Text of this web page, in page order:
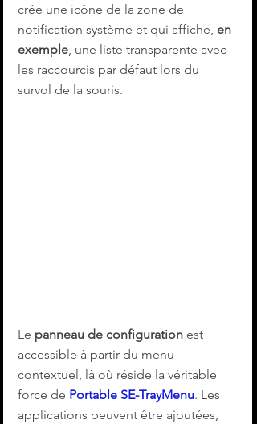
crée une icône de la zone de
notification système et qui affiche, en
exemple, une liste transparente avec
les raccourcis par défaut lors du
survol de la souris.
Le panneau de configuration est
accessible à partir du menu
contextuel, là où réside la véritable
force de Portable SE-TrayMenu. Les
applications peuvent être ajoutées,